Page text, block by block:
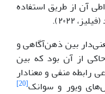
آن از طریق استفاده
۲۰۲۲).
بین ذهن‌آگاهی و
از آن بود که بین
رابطه منفی و معنا‌دار
ویور و سوانک[20]